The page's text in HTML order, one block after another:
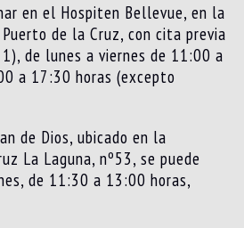
en el Hospiten Bellevue, en la
de la Cruz, con cita previa
de lunes a viernes de 11:00 a
a 17:30 horas (excepto
de Dios, ubicado en la
La Laguna, nº53, se puede
de 11:30 a 13:00 horas,